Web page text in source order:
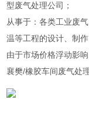
型废气处理公司；
从事于：各类工业废
温等工程的设计、制作
由于市场价格浮动影
襄樊/橡胶车间废气处